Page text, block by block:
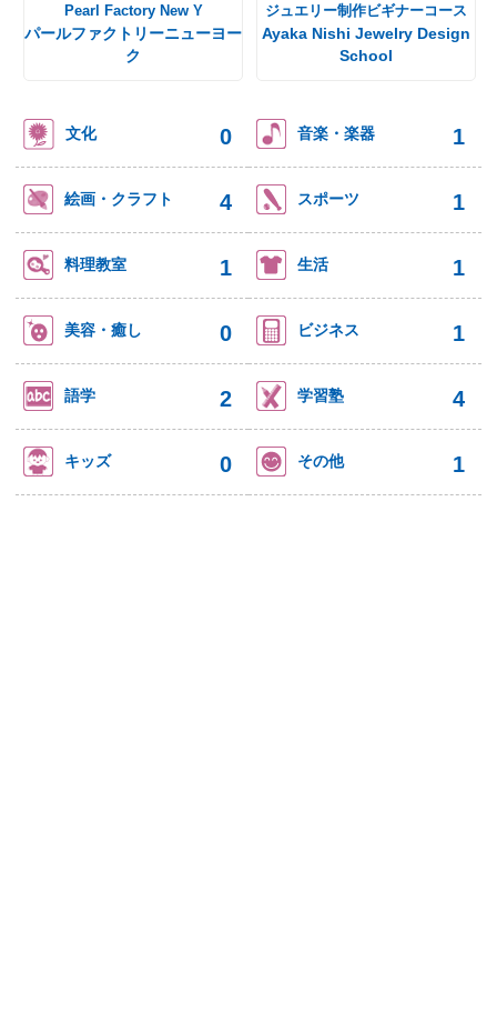
Pearl Factory New Y
パールファクトリーニューヨー
ク
ジュエリー制作ビギナーコース
Ayaka Nishi Jewelry Design
School
文化 0 音楽・楽器 1
絵画・クラフト 4 スポーツ 1
料理教室 1 生活 1
美容・癒し 0 ビジネス 1
語学 2 学習塾 4
キッズ 0 その他 1